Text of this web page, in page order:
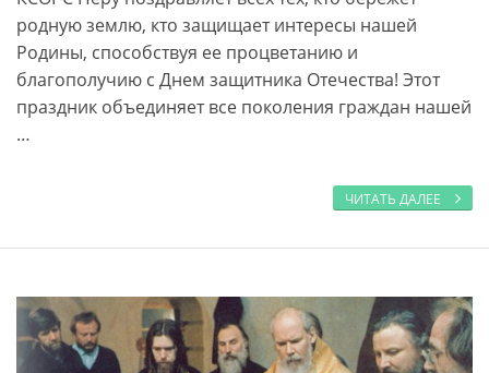
родную землю, кто защищает интересы нашей
Родины, способствуя ее процветанию и
благополучию с Днем защитника Отечества! Этот
праздник объединяет все поколения граждан нашей
…
ЧИТАТЬ ДАЛЕЕ